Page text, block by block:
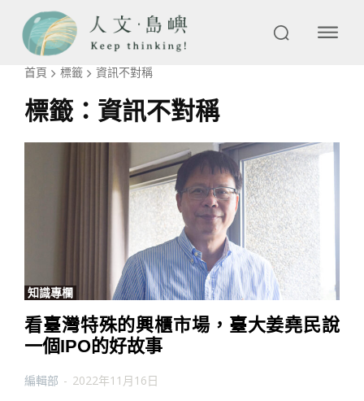
首頁 標籤 資訊不對稱
標籤： 資訊不對稱
知識專欄
看臺灣特殊的興櫃市場，臺大姜堯民說
一個IPO的好故事
編輯部 - 2022年11月16日